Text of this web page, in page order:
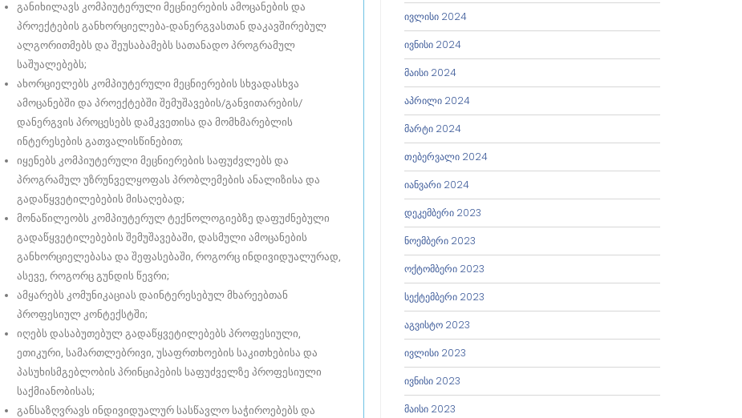
განიხილავს კომპიუტერული მეცნიერების ამოცანების და
პროექტების განხორციელება-დანერგვასთან დაკავშირებულ
ალგორითმებს და შეუსაბამებს სათანადო პროგრამულ
საშუალებებს;
ახორციელებს კომპიუტერული მეცნიერების სხვადასხვა
ამოცანებში და პროექტებში შემუშავების/განვითარების/
დანერგვის პროცესებს დამკვეთისა და მომხმარებლის
ინტერესების გათვალისწინებით;
იყენებს კომპიუტერული მეცნიერების საფუძვლებს და
პროგრამულ უზრუნველყოფას პრობლემების ანალიზისა და
გადაწყვეტილებების მისაღებად;
მონაწილეობს კომპიუტერულ ტექნოლოგიებზე დაფუძნებული
გადაწყვეტილებების შემუშავებაში, დასმული ამოცანების
განხორციელებასა და შეფასებაში, როგორც ინდივიდუალურად,
ასევე, როგორც გუნდის წევრი;
ამყარებს კომუნიკაციას დაინტერესებულ მხარეებთან
პროფესიულ კონტექსტში;
იღებს დასაბუთებულ გადაწყვეტილებებს პროფესიული,
ეთიკური, სამართლებრივი, უსაფრთხოების საკითხებისა და
პასუხისმგებლობის პრინციპების საფუძველზე პროფესიული
საქმიანობისას;
განსაზღვრავს ინდივიდუალურ სასწავლო საჭიროებებს და
ივლისი 2024
ივნისი 2024
მაისი 2024
აპრილი 2024
მარტი 2024
თებერვალი 2024
იანვარი 2024
დეკემბერი 2023
ნოემბერი 2023
ოქტომბერი 2023
სექტემბერი 2023
აგვისტო 2023
ივლისი 2023
ივნისი 2023
მაისი 2023